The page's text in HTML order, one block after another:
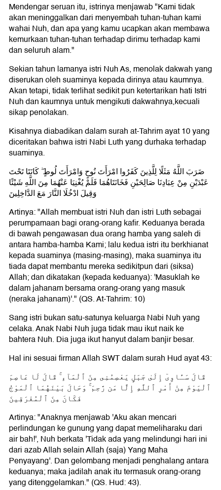
Mendengar seruan itu, istrinya menjawab "Kami tidak
akan meninggalkan dari menyembah tuhan-tuhan kami
wahai Nuh, dan apa yang kamu ucapkan akan membawa
kemurkaan tuhan-tuhan terhadap dirimu terhadap kami
dan seluruh alam."
Sekian tahun lamanya istri Nuh As, menolak dakwah yang
diserukan oleh suaminya kepada dirinya atau kaumnya.
Akan tetapi, tidak terlihat sedikit pun ketertarikan hati Istri
Nuh dan kaumnya untuk mengikuti dakwahnya,kecuali
sikap penolakan.
Kisahnya diabadikan dalam surah at-Tahrim ayat 10 yang
diceritakan bahwa istri Nabi Luth yang durhaka terhadap
suaminya.
ضَرَبَ اللَّهُ مَثَلًا لِلَّذِينَ كَفَرُوا امْرَأَتَ نُوحٍ وَامْرَأَتَ لُوطٍ ۖ كَانَتَا تَحْتَ
عَبْدَيْنِ مِنْ عِبَادِنَا صَالِحَيْنِ فَخَانَتَاهُمَا فَلَمْ يُغْنِيَا عَنْهُمَا مِنَ اللَّهِ شَيْئًا
وَقِيلَ ادْخُلَا النَّارَ مَعَ الدَّاخِلِينَ
Artinya: "Allah membuat istri Nuh dan istri Luth sebagai
perumpamaan bagi orang-orang kafir. Keduanya berada
di bawah pengawasan dua orang hamba yang saleh di
antara hamba-hamba Kami; lalu kedua istri itu berkhianat
kepada suaminya (masing-masing), maka suaminya itu
tiada dapat membantu mereka sedikitpun dari (siksa)
Allah; dan dikatakan (kepada keduanya): 'Masuklah ke
dalam jahanam bersama orang-orang yang masuk
(neraka jahanam)'." (QS. At-Tahrim: 10)
Sang istri bukan satu-satunya keluarga Nabi Nuh yang
celaka. Anak Nabi Nuh juga tidak mau ikut naik ke
bahtera Nuh. Dia juga ikut hanyut dalam banjir besar.
Hal ini sesuai firman Allah SWT dalam surah Hud ayat 43:
قَالَ سَـَٔاوِىٓ إِلَىٰ جَبَلٍ يَعْصِمُنِى مِنَ ٱلْمَآءِ ۚ قَالَ لَا عَاصِمَ
ٱلْيَوْمَ مِنْ أَمْرِ ٱللَّهِ إِلَّا مَن رَّحِمَ ۚ وَحَالَ بَيْنَهُمَا ٱلْمَوْجُ
فَكَانَ مِنَ ٱلْمُغْرَقِينَ
Artinya: "Anaknya menjawab 'Aku akan mencari
perlindungan ke gunung yang dapat memeliharaku dari
air bah!', Nuh berkata 'Tidak ada yang melindungi hari ini
dari azab Allah selain Allah (saja) Yang Maha
Penyayang'. Dan gelombang menjadi penghalang antara
keduanya; maka jadilah anak itu termasuk orang-orang
yang ditenggelamkan." (QS. Hud: 43).